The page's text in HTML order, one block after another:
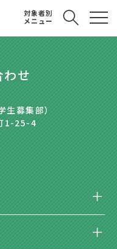
対象者別
メニュー
せ
募集部）
1-25-4